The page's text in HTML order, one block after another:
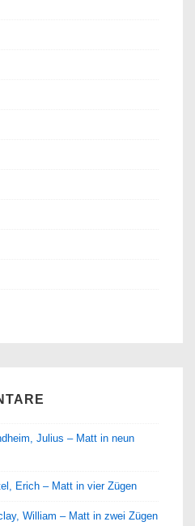
Julius – Matt in neun
Erich – Matt in vier Zügen
William – Matt in zwei Zügen